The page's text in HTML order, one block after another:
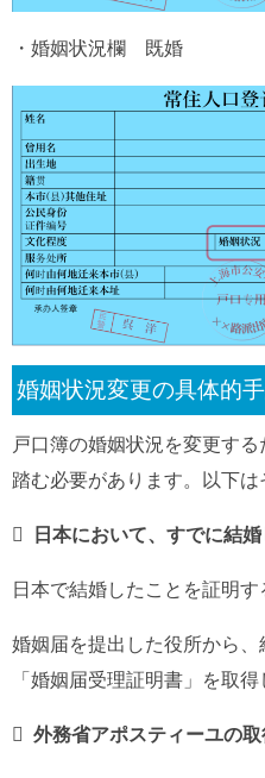
・婚姻状況欄 既婚
婚姻状況変更の具体的
戸口簿の婚姻状況を変更す
踏む必要があります。以下は
 日本において、すでに結婚
日本で結婚したことを証明す
婚姻届を提出した役所から
「婚姻届受理証明書」を取得
 外務省アポスティーユの取